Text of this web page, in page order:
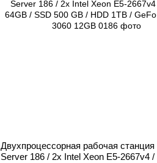
Двухпроцессорная рабочая станция
Server 186 / 2x Intel Xeon E5-2667v4